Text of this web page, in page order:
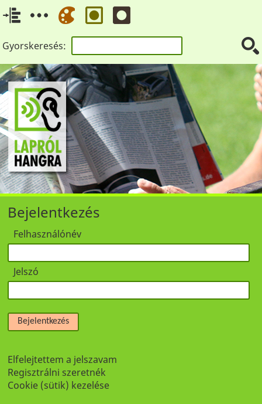
Gyorskeresés:
Bejelentkezés
Felhasználónév
Jelszó
Bejelentkezés
Elfelejtettem a jelszavam
Regisztrálni szeretnék
Cookie (sütik) kezelése